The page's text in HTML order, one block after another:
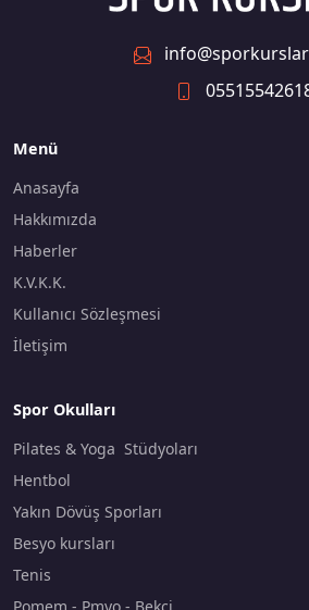
Menü
Anasayfa
Hakkımızda
Haberler
K.V.K.K.
Kullanıcı Sözleşmesi
İletişim
Spor Okulları
Pilates & Yoga Stüdyoları
Hentbol
Yakın Dövüş Sporları
Besyo kursları
Tenis